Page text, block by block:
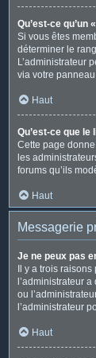
Qu’est-ce qu’un
Si vous êtes
déterminer le
L’administrateur
via votre
Haut
Qu’est-ce que le
Cette page
les
forums qu’ils
Haut
Messagerie
Je ne peux pas
Il y a trois
l’administrateur
ou
l’administrateur
Haut